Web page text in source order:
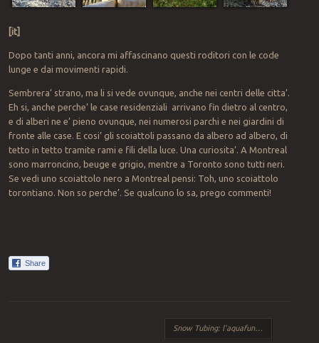
[it]
Dopo tanti anni, ancora mi affascinano questi roditori con le code
lunge e dai movimenti rapidi.
Sembrera’ strano, ma li si vede ovunque, anche nei centri delle citta’.
Eh si, anche perche’ le case residenziali arrivano fin dietro al centro,
e di alberi ne e’ pieno ovunque, nei numerosi parchi e nei giardini di
fronte alle case. E cosi’ gli scoiattoli passano da albero ad albero, di
tetto in tetto tramite rami e fili della luce. Una curiosita’. A Montreal
sono marroncino, beuge e grigio, mentre a Toronto sono tutti neri.
Se vedi uno scoiattolo nero a Montreal pensi: Toh, uno scoiattolo
torontiano. Non so perche’. Se qualcuno lo sa, prego commenti!
Snow Tubing: l’aquafun sulla neve!